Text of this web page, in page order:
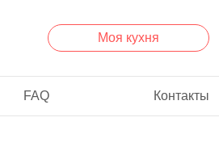
Моя кухня
FAQ Контакты